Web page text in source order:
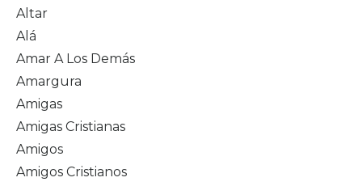
Altar
Alá
Amar A Los Demás
Amargura
Amigas
Amigas Cristianas
Amigos
Amigos Cristianos